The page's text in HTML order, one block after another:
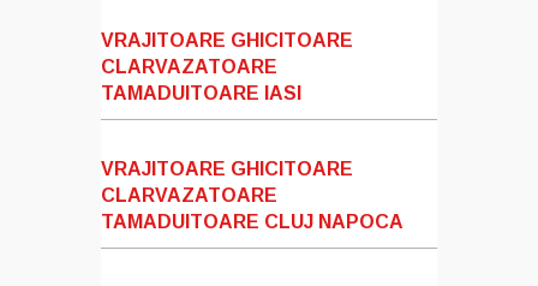
VRAJITOARE GHICITOARE
CLARVAZATOARE
TAMADUITOARE IASI
VRAJITOARE GHICITOARE
CLARVAZATOARE
TAMADUITOARE CLUJ NAPOCA